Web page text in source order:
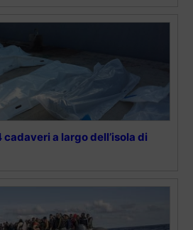
a largo dell’isola di